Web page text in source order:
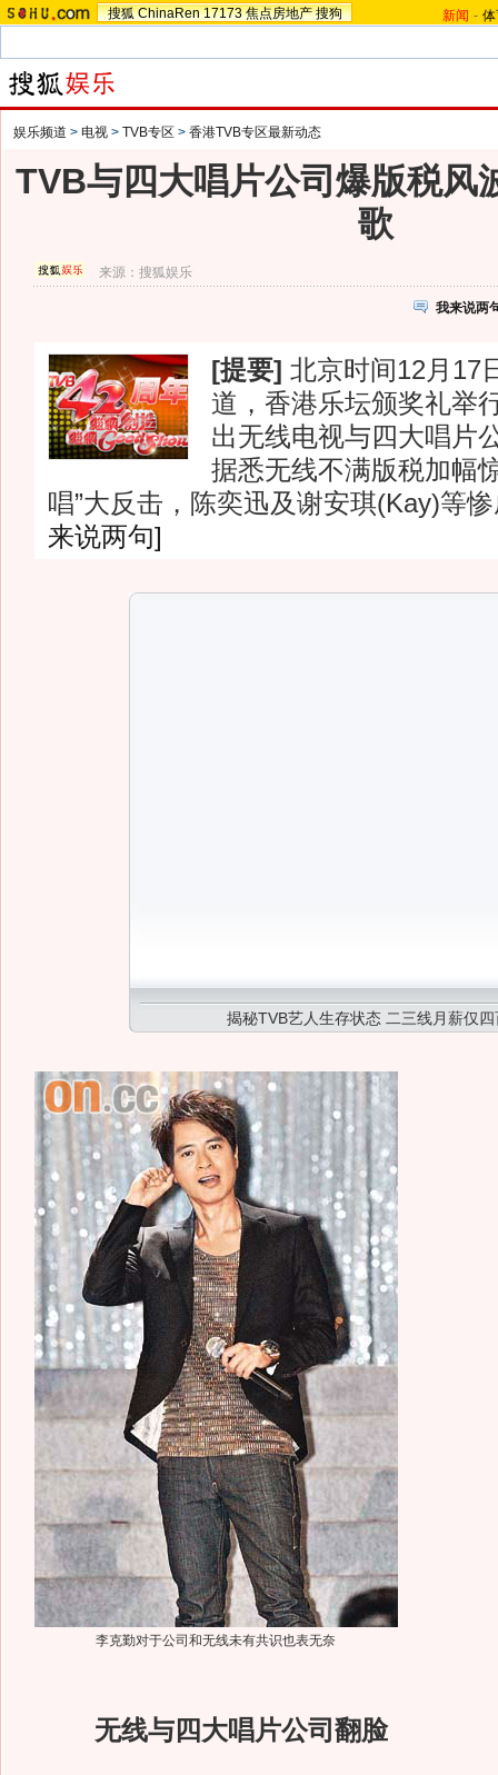
搜狐 ChinaRen 17173 焦点房地产 搜狗 新闻 -
娱乐频道 > 电视 > TVB专区 > 香港TVB专区最新动态
TVB与四大唱片公司爆版税风
歌
来源：搜狐娱乐
我来说两
[提要] 北京时间12月17
道，香港乐坛颁奖礼举
出无线电视与四大唱片
据悉无线不满版税加幅
唱”大反击，陈奕迅及谢安琪(Kay)等
来说两句]
揭秘TVB艺人生存状态 二三线月薪仅四
李克勤对于公司和无线未有共识也表无奈
无线与四大唱片公司翻脸